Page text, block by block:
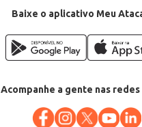
Baixe o aplicativo Meu
Acompanhe a gente nas redes